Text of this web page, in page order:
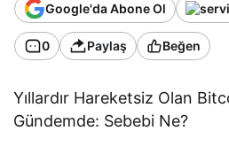
Google'da Abone Ol
0 Paylaş Beğen
Yıllardır Hareketsiz Olan
Gündemde: Sebebi Ne?